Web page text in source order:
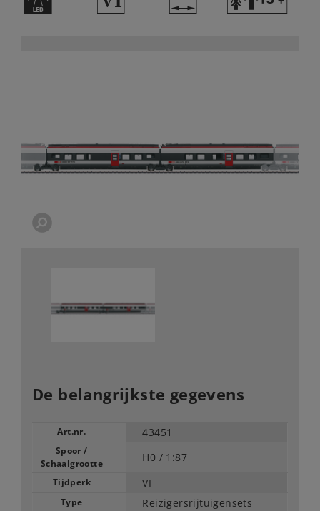
De belangrijkste gegevens
Art.nr. 43451
Spoor /
Schaalgrootte
H0 / 1:87
Tijdperk VI
Type Reizigersrijtuigensets